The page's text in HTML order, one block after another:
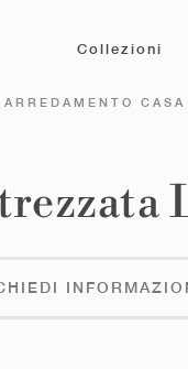
Collezioni
ARREDAMENTO